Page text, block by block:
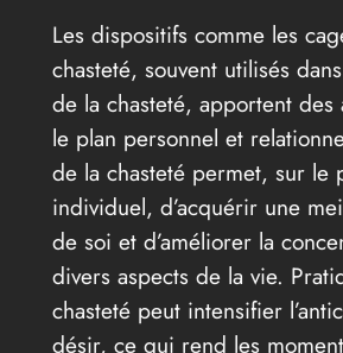
Les dispositifs comme les
chasteté, souvent utilisés
de la chasteté, apportent des
le plan personnel et
de la chasteté permet, sur le
individuel, d’acquérir une
de soi et d’améliorer la
divers aspects de la vie.
chasteté peut intensifier
désir, ce qui rend les